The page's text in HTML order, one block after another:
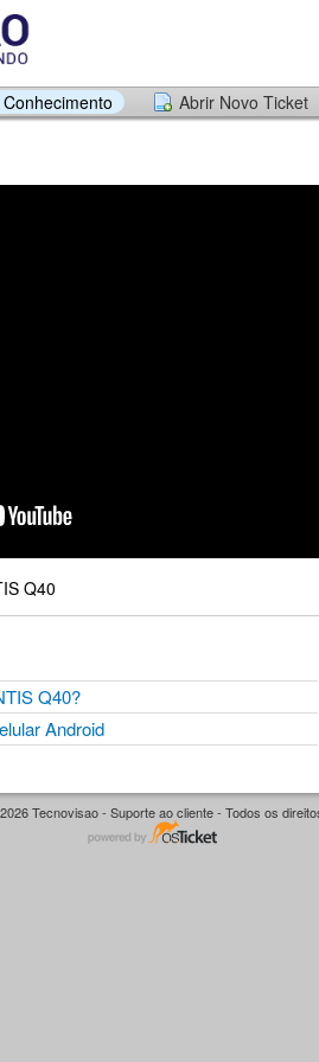
Abrir Novo Ticket
Q40
Q40?
Android
Tecnovisao - Suporte ao cliente - Todos os